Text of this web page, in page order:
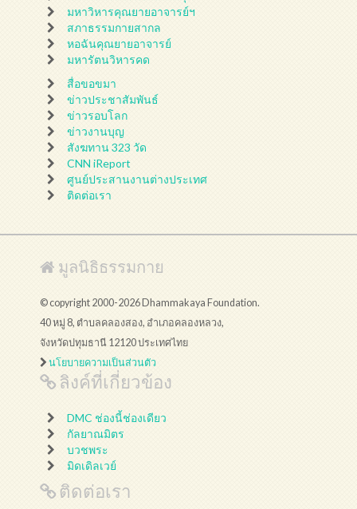
มหาวิหารคุณยายอาจารย์ฯ
สภาธรรมกายสากล
หอฉันคุณยายอาจารย์
มหารัตนวิหารคด
สื่อขอขมา
ข่าวประชาสัมพันธ์
ข่าวรอบโลก
ข่าวงานบุญ
สังฆทาน 323 วัด
CNN iReport
ศูนย์ประสานงานต่างประเทศ
ติดต่อเรา
มูลนิธิธรรมกาย
© copyright 2000-2026 Dhammakaya Foundation.
40 หมู่ 8, ตำบลคลองสอง, อำเภอคลองหลวง,
จังหวัดปทุมธานี 12120 ประเทศไทย
นโยบายความเป็นส่วนตัว
ลิงค์ที่เกี่ยวข้อง
DMC ช่องนี้ช่องเดียว
กัลยาณมิตร
บวชพระ
มิดเดิลเวย์
ติดต่อเรา